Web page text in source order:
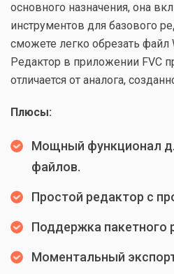
основного назначения, она
инструментов для базового
сможете легко обрезать файл
Редактор в приложении FVC
отличается от аналога,
Плюсы:
Мощный функционал
файлов.
Простой редактор с
Поддержка пакетного
Моментальный